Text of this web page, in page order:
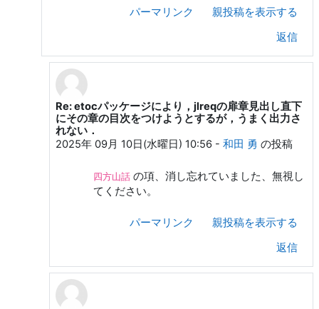
パーマリンク
親投稿を表示する
返信
和田 勇 への返信
Re: etocパッケージにより，jlreqの扉章見出し直下
にその章の目次をつけようとするが，うまく出力さ
れない．
2025年 09月 10日(水曜日) 10:56 - 和田 勇 の投稿
四方山話 の項、消し忘れていました、無視し
てください。
パーマリンク
親投稿を表示する
返信